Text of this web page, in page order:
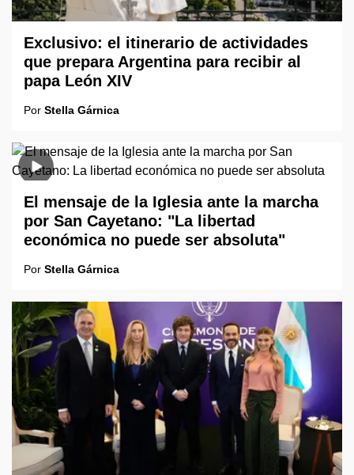
Exclusivo: el itinerario de actividades
que prepara Argentina para recibir al
papa León XIV
Por Stella Gárnica
El mensaje de la Iglesia ante la marcha
por San Cayetano: "La libertad
económica no puede ser absoluta"
Por Stella Gárnica